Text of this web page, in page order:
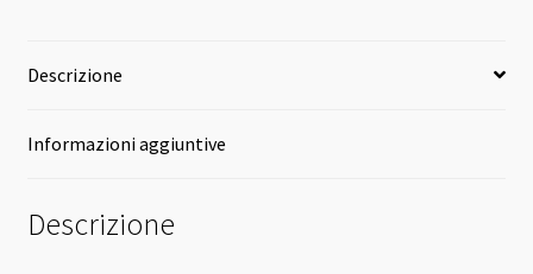
Descrizione
Informazioni aggiuntive
Descrizione